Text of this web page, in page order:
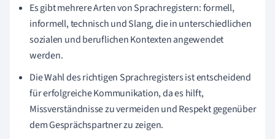
Es gibt mehrere Arten von Sprachregistern: formell,
informell, technisch und Slang, die in unterschiedlichen
sozialen und beruflichen Kontexten angewendet
werden.
Die Wahl des richtigen Sprachregisters ist entscheidend
für erfolgreiche Kommunikation, da es hilft,
Missverständnisse zu vermeiden und Respekt gegenüber
dem Gesprächspartner zu zeigen.